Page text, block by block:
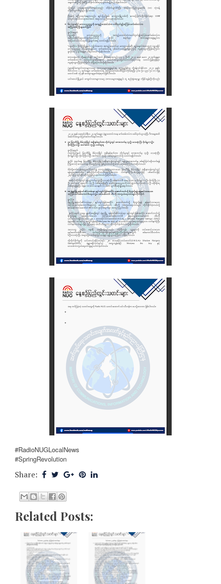
#RadioNUGLocalNews
#SpringRevolution
Share:
Related Posts: